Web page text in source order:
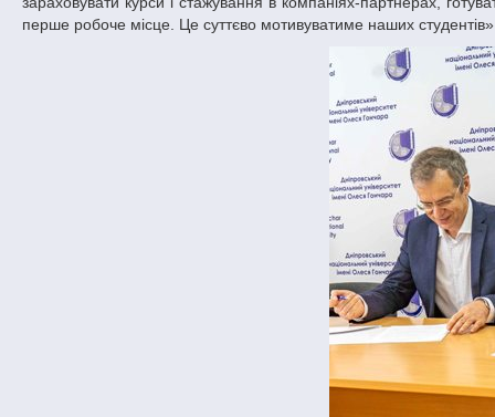
перше робоче місце. Це суттєво мотивуватиме наших